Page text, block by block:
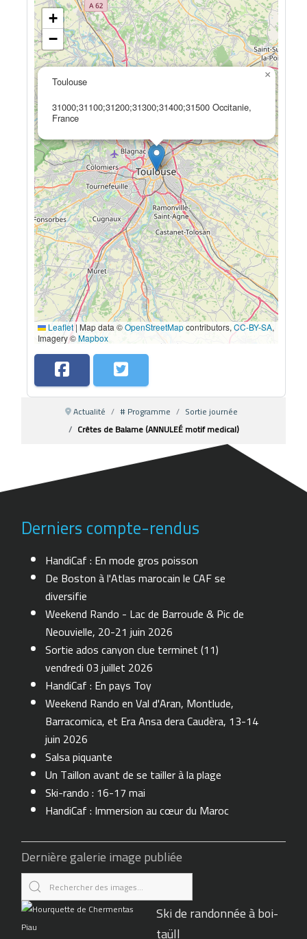
Toulouse
31000;31100;31200;31300;31400;31500 Occitanie,
France
×
+
−
Leaflet| Map data ©OpenStreetMapcontributors,CC-BY-SA,
Imagery ©Mapbox
Actualité # Programme
Sortie journée
Crêtes de Balame (ANNULEÉ motif medical)
Derniers compte-rendus
HandiCaf : En mode gros poisson
De Boston à l'Atlas marocain le CAF se
diversifie
Weekend Rando - Lac de Barroude & Pic de
Neouvielle, 20-21 juin 2026
Sortie ados canyon clue terminet (11)
vendredi 03 juillet 2026
HandiCaf : En pays Toy
Weekend Rando en Val d'Aran, Montlude,
Barracomica, et Era Ansa dera Caudèra, 13-14
juin 2026
Salsa piquante
Un Taillon avant de se tailler à la plage
Ski-rando : 16-17 mai
HandiCaf : Immersion au cœur du Maroc
Dernière galerie image publiée
Ski de randonnée à boi-
taüll